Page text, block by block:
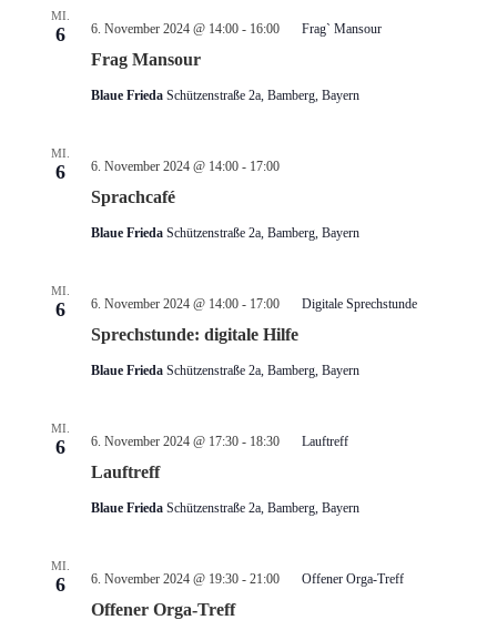
MI.
6
Frag Mansour
6. November 2024 @ 14:00- 16:00 Frag` Mansour
Blaue Frieda Schützenstraße 2a, Bamberg, Bayern
MI.
6
Sprachcafé
6. November 2024 @ 14:00- 17:00
Blaue Frieda Schützenstraße 2a, Bamberg, Bayern
MI.
6
Sprechstunde: digitale Hilfe
6. November 2024 @ 14:00- 17:00 Digitale Sprechstunde
Blaue Frieda Schützenstraße 2a, Bamberg, Bayern
MI.
6
Lauftreff
6. November 2024 @ 17:30- 18:30 Lauftreff
Blaue Frieda Schützenstraße 2a, Bamberg, Bayern
MI.
6
Offener Orga-Treff
6. November 2024 @ 19:30- 21:00 Offener Orga-Treff